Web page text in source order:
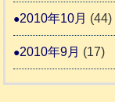
2010年10月 (44)
2010年9月 (17)